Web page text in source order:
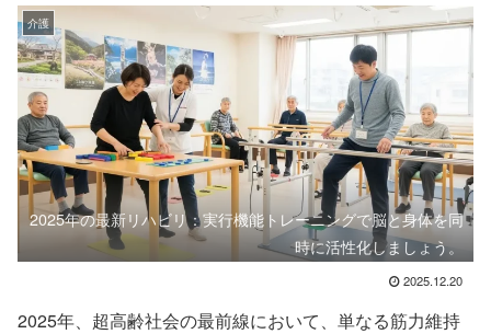
介護
2025年の最新リハビリ：実行機能トレーニングで脳と身体を同
時に活性化しましょう。
2025.12.20
2025年、超高齢社会の最前線において、単なる筋力維持